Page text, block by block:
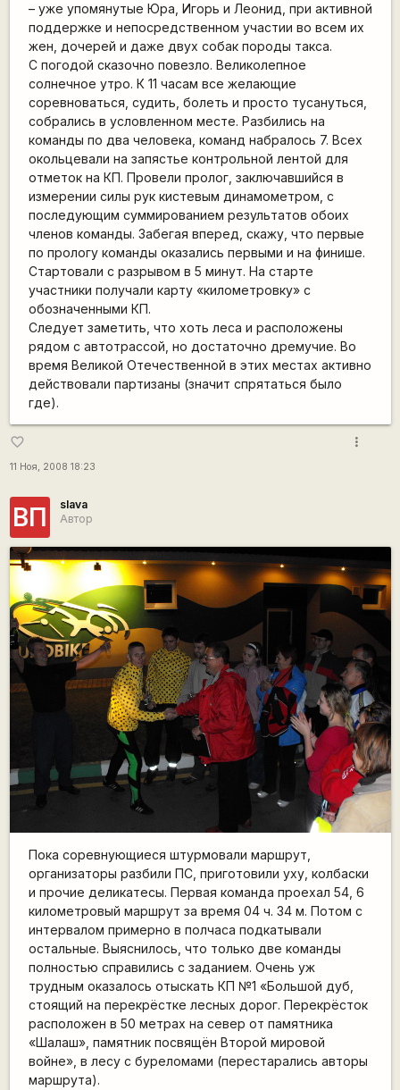
– уже упомянутые Юра, Игорь и Леонид, при активной
поддержке и непосредственном участии во всем их
жен, дочерей и даже двух собак породы такса.
С погодой сказочно повезло. Великолепное
солнечное утро. К 11 часам все желающие
соревноваться, судить, болеть и просто тусануться,
собрались в условленном месте. Разбились на
команды по два человека, команд набралось 7. Всех
окольцевали на запястье контрольной лентой для
отметок на КП. Провели пролог, заключавшийся в
измерении силы рук кистевым динамометром, с
последующим суммированием результатов обоих
членов команды. Забегая вперед, скажу, что первые
по прологу команды оказались первыми и на финише.
Стартовали с разрывом в 5 минут. На старте
участники получали карту «километровку» с
обозначенными КП.
Следует заметить, что хоть леса и расположены
рядом с автотрассой, но достаточно дремучие. Во
время Великой Отечественной в этих местах активно
действовали партизаны (значит спрятаться было
где).
favorite_border
11 Ноя, 2008 18:23
more_vert
ВП
slava
Автор
Пока соревнующиеся штурмовали маршрут,
организаторы разбили ПС, приготовили уху, колбаски
и прочие деликатесы. Первая команда проехал 54, 6
километровый маршрут за время 04 ч. 34 м. Потом с
интервалом примерно в полчаса подкатывали
остальные. Выяснилось, что только две команды
полностью справились с заданием. Очень уж
трудным оказалось отыскать КП №1 «Большой дуб,
стоящий на перекрёстке лесных дорог. Перекрёсток
расположен в 50 метрах на север от памятника
«Шалаш», памятник посвящён Второй мировой
войне», в лесу с буреломами (перестарались авторы
маршрута).